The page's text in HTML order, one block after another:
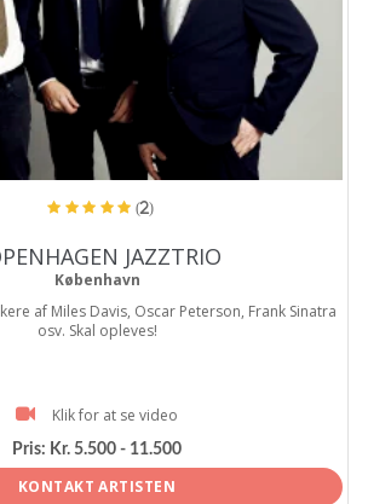
(2)
JAZZTRIO
København
af Miles Davis, Oscar Peterson, Frank Sinatra
osv. Skal opleves!
Klik for at se video
Pris: Kr. 5.500 - 11.500
KONTAKT ARTISTEN